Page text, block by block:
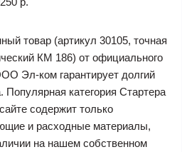
товар (артикул 30105, точная
КМ 186) от официального
Эл-ком гарантирует долгий
категория Стартера
содержит только
и расходные материалы,
на нашем собственном